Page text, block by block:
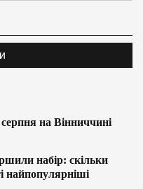
на Вінниччині
набір: скільки
найпопулярніші